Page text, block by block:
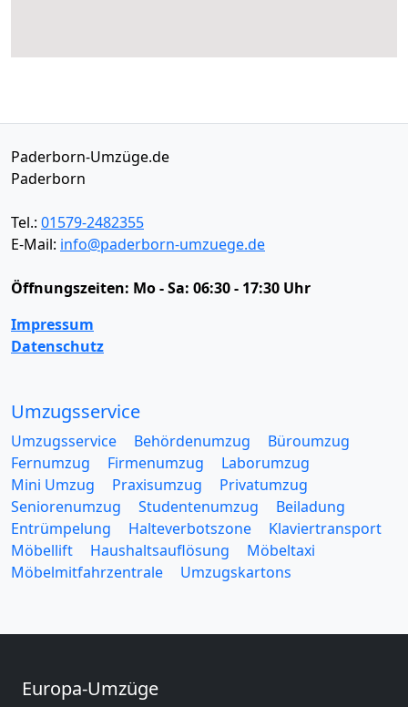
Paderborn-Umzüge.de
Paderborn
Tel.: 01579-2482355
E-Mail: info@paderborn-umzuege.de
Öffnungszeiten: Mo - Sa: 06:30 - 17:30 Uhr
Impressum
Datenschutz
Umzugsservice
Umzugsservice Behördenumzug
Büroumzug
Fernumzug
Firmenumzug
Laborumzug
Mini Umzug
Praxisumzug
Privatumzug
Seniorenumzug
Studentenumzug
Beiladung
Entrümpelung
Halteverbotszone
Klaviertransport
Möbellift
Haushaltsauflösung
Möbeltaxi
Möbelmitfahrzentrale
Umzugskartons
Europa-Umzüge